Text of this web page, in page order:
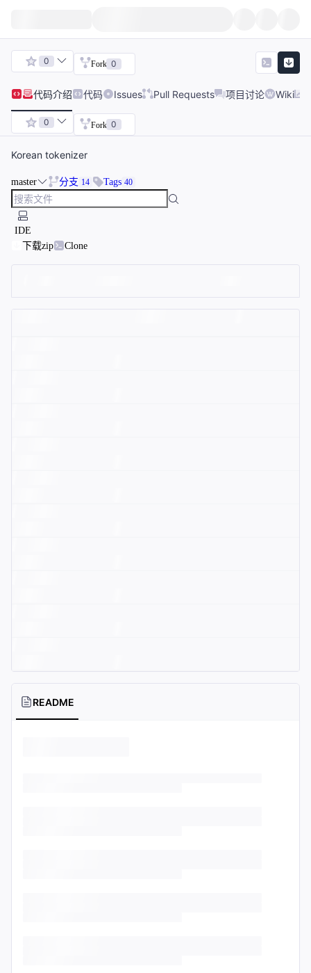
0 Fork 0
代码介绍 代码 Issues Pull Requests 项目讨论 Wiki
0 Fork 0
Korean tokenizer
master 分支 14 Tags 40
IDE
下载zip
Clone
README